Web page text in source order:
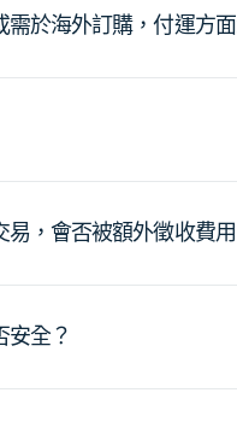
於海外訂購，付運方
，會否被額外徵收費
安全？